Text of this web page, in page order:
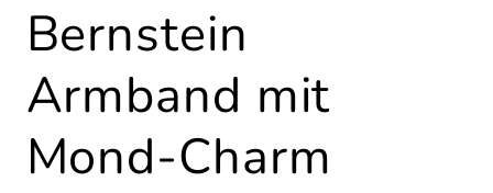
in
Modal
öffnen
Bernstein
Armband mit
Mond-Charm